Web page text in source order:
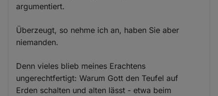
argumentiert.
Überzeugt, so nehme ich an, haben Sie aber
niemanden.
Denn vieles blieb meines Erachtens
ungerechtfertigt: Warum Gott den Teufel auf
Erden schalten und alten lässt - etwa beim